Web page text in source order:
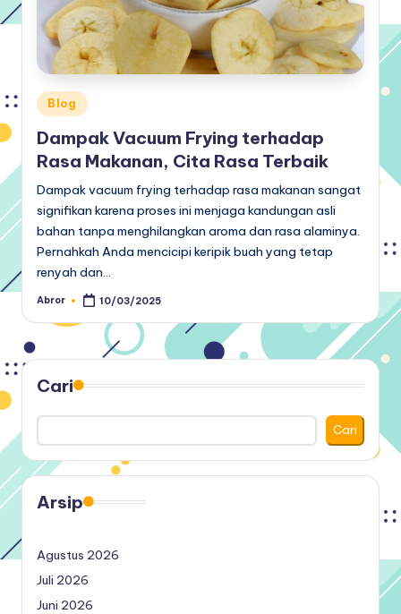
Posted
in
Blog
Dampak Vacuum Frying terhadap
Rasa Makanan, Cita Rasa Terbaik
Dampak vacuum frying terhadap rasa makanan sangat
signifikan karena proses ini menjaga kandungan asli
bahan tanpa menghilangkan aroma dan rasa alaminya.
Pernahkah Anda mencicipi keripik buah yang tetap
renyah dan…
Posted
Abror 10/03/2025
Cari
Cari
Arsip
Agustus 2026
Juli 2026
Juni 2026